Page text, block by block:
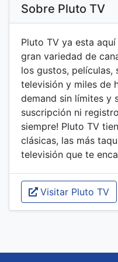
Sobre Pluto TV
Pluto TV ya esta
gran variedad de
los gustos, películas,
televisión y miles de
demand sin límites y
suscripción ni
siempre! Pluto TV
clásicas, las más
televisión que te
Visitar Pluto TV